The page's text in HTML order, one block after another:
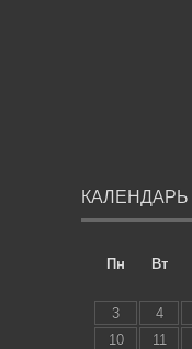
КАЛЕНДАРЬ
Пн
Вт
3
4
10
11